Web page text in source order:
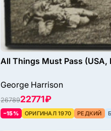
All Things Must Pass (USA,
George Harrison
2678922771 ₽
–15% ОРИГИНАЛ 1970 РЕДКИЙ